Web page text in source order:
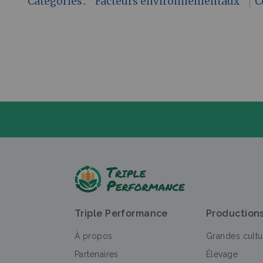
Triple Performance
À propos
Partenaires
Grandes
Élevage